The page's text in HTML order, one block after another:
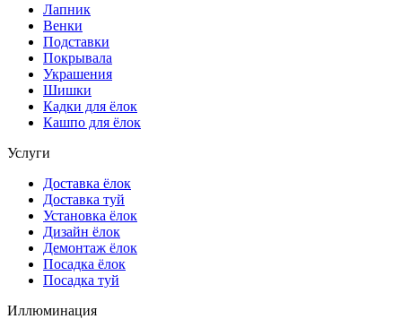
Лапник
Венки
Подставки
Покрывала
Украшения
Шишки
Кадки для ёлок
Кашпо для ёлок
Услуги
Доставка ёлок
Доставка туй
Установка ёлок
Дизайн ёлок
Демонтаж ёлок
Посадка ёлок
Посадка туй
Иллюминация